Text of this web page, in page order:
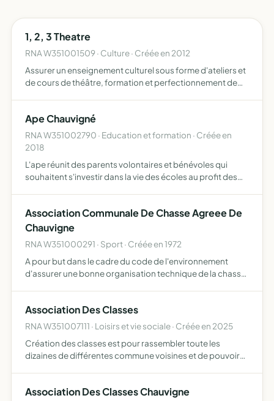
1, 2, 3 Theatre
RNA W351001509 · Culture · Créée en 2012
Assurer un enseignement culturel sous forme d'ateliers et
de cours de théâtre, formation et perfectionnement de
Ape Chauvigné
RNA W351002790 · Education et formation · Créée en
2018
L'ape réunit des parents volontaires et bénévoles qui
souhaitent s'investir dans la vie des écoles au profit des
Association Communale De Chasse Agreee De
Chauvigne
RNA W351000291 · Sport · Créée en 1972
A pour but dans le cadre du code de l'environnement
d'assurer une bonne organisation technique de la chasse,
Association Des Classes
RNA W351007111 · Loisirs et vie sociale · Créée en 2025
Création des classes est pour rassembler toute les
dizaines de différentes commune voisines et de pouvoir
Association Des Classes Chauvigne